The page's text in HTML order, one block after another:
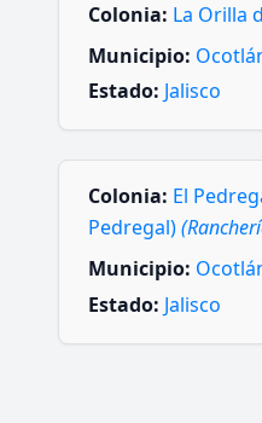
Colonia: La Orilla
Municipio:
Estado: Jalisco
Colonia: El
Pedregal)
Municipio:
Estado: Jalisco